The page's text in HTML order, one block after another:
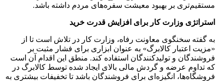
مستقیم‌تری بر بهبود معیشت سفره‌های مردم داشته باشد.
استراتژی وزارت کار برای افزایش قدرت خرید
به گفته سخنگوی معاونت رفاه، وزارت کار در تلاش است تا از
«مزیت اعتبار کالابرگ» به عنوان ابزاری برای فشار مثبت بر
فروشندگان و تولیدکنندگان استفاده کند. منطق این اقدام آن است
که تداوم عرضه و گردش مالی بالای ایجاد شده توسط کالابرگ در
فروشگاه‌ها، انگیزه‌ای برای فروشندگان باشد تا تخفیفات بیشتری به